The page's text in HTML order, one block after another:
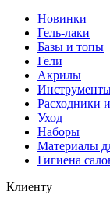
Новинки
Гель-лаки
Базы и топы
Гели
Акрилы
Расходники
Уход
Наборы
Материалы
Гигиена
Клиенту